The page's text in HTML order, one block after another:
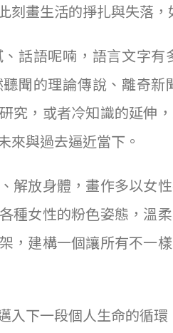
刻畫生活的掙扎與失落，
話語呢喃，語言文字
聞的理論傳說、離奇
究，或者冷知識的延伸
來與過去逼近當下。
解放身體，畫作多以女
種女性的粉色姿態，溫
，建構一個讓所有不一
入下一段個人生命的循環